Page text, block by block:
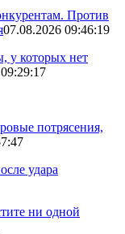
Против
07.08.2026 09:46:19
у которых нет
потрясения,
удара
ни одной